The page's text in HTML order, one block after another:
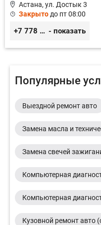
Астана, ул. Достык 3
Закрыто до пт 08:00
+7 778 921 90 29 - показать
Популярные
Выездной ремонт авто
Замена масла и
Замена свечей
Компьютерная
Компьютерная
Кузовной ремонт авто